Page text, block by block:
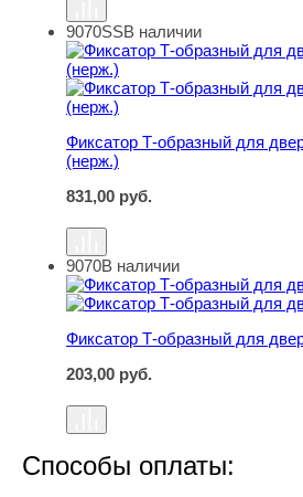
Фиксатор Т-образный для
9070SSВ наличии
Фиксатор Т-образный для
(нерж.)
831,00 руб.
Фиксатор Т-образный для
9070В наличии
Фиксатор Т-образный для
203,00 руб.
Способы оплаты: